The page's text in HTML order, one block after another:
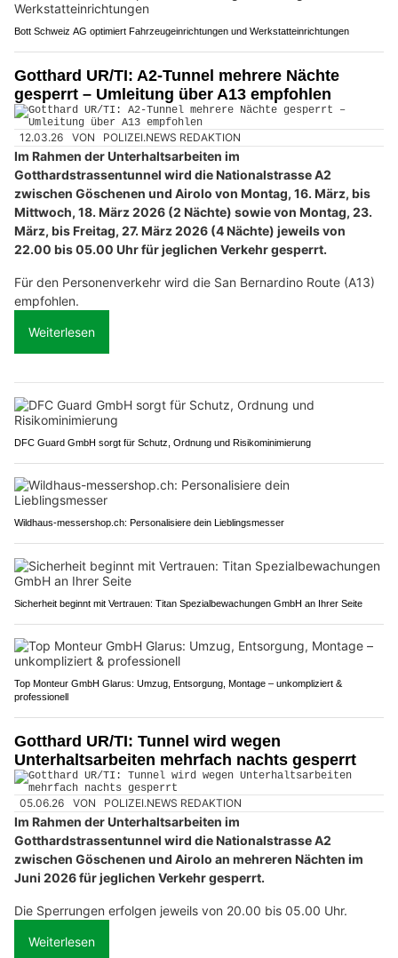
Bott Schweiz AG optimiert Fahrzeugeinrichtungen und Werkstatteinrichtungen
Gotthard UR/TI: A2-Tunnel mehrere Nächte
gesperrt – Umleitung über A13 empfohlen
12.03.26 VON POLIZEI.NEWS REDAKTION
Im Rahmen der Unterhaltsarbeiten im
Gotthardstrassentunnel wird die Nationalstrasse A2
zwischen Göschenen und Airolo von Montag, 16. März, bis
Mittwoch, 18. März 2026 (2 Nächte) sowie von Montag, 23.
März, bis Freitag, 27. März 2026 (4 Nächte) jeweils von
22.00 bis 05.00 Uhr für jeglichen Verkehr gesperrt.
Für den Personenverkehr wird die San Bernardino Route (A13)
empfohlen.
Weiterlesen
DFC Guard GmbH sorgt für Schutz, Ordnung und Risikominimierung
Wildhaus-messershop.ch: Personalisiere dein Lieblingsmesser
Sicherheit beginnt mit Vertrauen: Titan Spezialbewachungen GmbH an Ihrer Seite
Top Monteur GmbH Glarus: Umzug, Entsorgung, Montage – unkompliziert &
professionell
Gotthard UR/TI: Tunnel wird wegen
Unterhaltsarbeiten mehrfach nachts gesperrt
05.06.26 VON POLIZEI.NEWS REDAKTION
Im Rahmen der Unterhaltsarbeiten im
Gotthardstrassentunnel wird die Nationalstrasse A2
zwischen Göschenen und Airolo an mehreren Nächten im
Juni 2026 für jeglichen Verkehr gesperrt.
Die Sperrungen erfolgen jeweils von 20.00 bis 05.00 Uhr.
Weiterlesen